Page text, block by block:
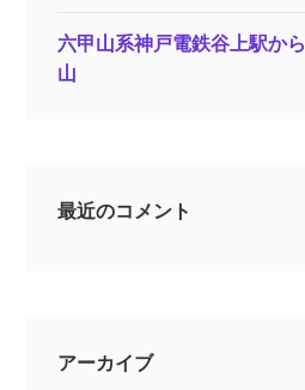
六甲山系神戸電鉄谷上駅か
山
最近のコメント
アーカイブ